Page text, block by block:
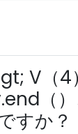
V（4
（
すか？